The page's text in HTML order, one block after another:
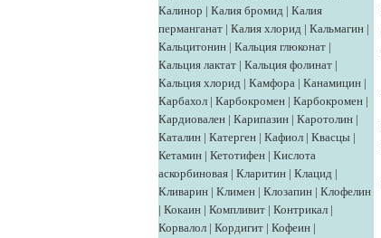
Калинор | Калия бромид | Калия
перманганат | Калия хлорид | Кальмагин |
Кальцитонин | Кальция глюконат |
Кальция лактат | Кальция фолинат |
Кальция хлорид | Камфора | Канамицин |
Карбахол | Карбокромен | Карбокромен |
Кардиовален | Карипазин | Каротолин |
Каталин | Катерген | Кафиол | Квасцы |
Кетамин | Кетотифен | Кислота
аскорбиновая | Кларитин | Клацид |
Кливарин | Климен | Клозапин | Клофелин
| Кокаин | Компливит | Контрикал |
Корвалол | Кордигит | Кофеин |